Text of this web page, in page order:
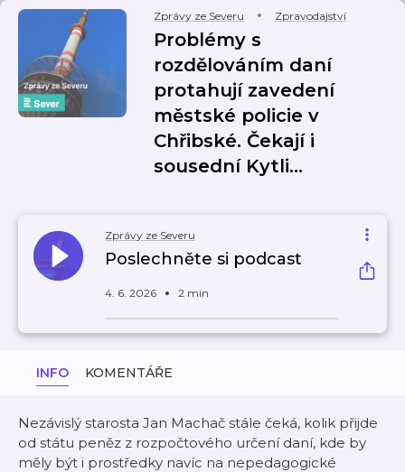
Zprávy ze Severu Zpravodajství
Problémy s
rozdělováním daní
protahují zavedení
městské policie v
Chřibské. Čekají i
sousední Kytli…
Zprávy ze Severu
Poslechněte si podcast
4. 6. 2026 2 min
INFO KOMENTÁŘE
Nezávislý starosta Jan Machač stále čeká, kolik přijde
od státu peněz z rozpočtového určení daní, kde by
měly být i prostředky navíc na nepedagogické